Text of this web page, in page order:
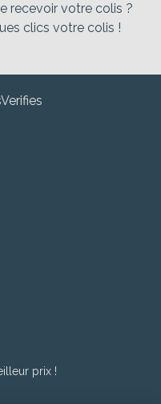
recevoir votre colis ?
clics votre colis !
prix !